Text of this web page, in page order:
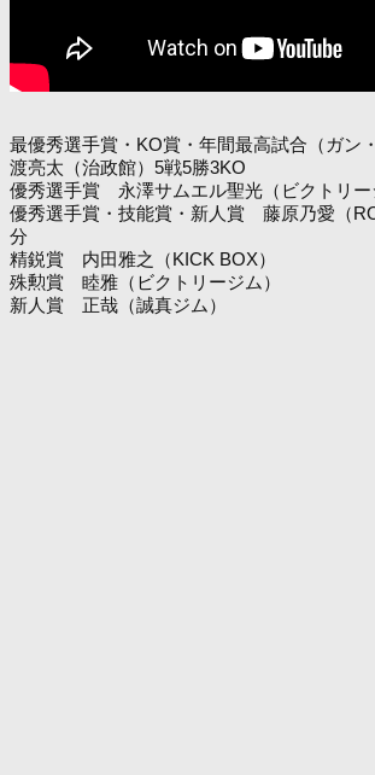
最優秀選手賞・KO賞・年間最高試合（ガ
渡亮太（治政館）5戦5勝3KO
優秀選手賞 永澤サムエル聖光（ビクトリー
優秀選手賞・技能賞・新人賞 藤原乃愛（
分
精鋭賞 内田雅之（KICK BOX）
殊勲賞 睦雅（ビクトリージム）
新人賞 正哉（誠真ジム）